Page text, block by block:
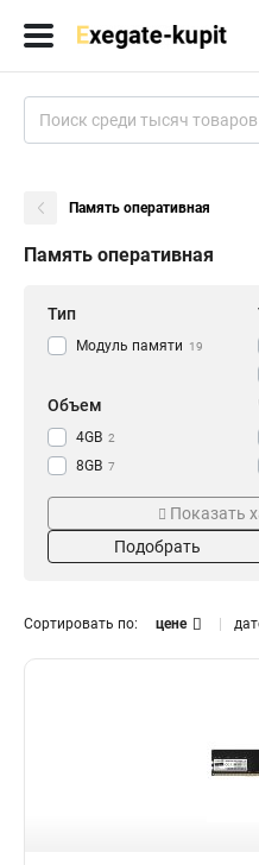
Память оперативная
Память оперативная
Тип
Модуль памяти 19
Объем
4GB 2
8GB 7
16GB 10
Показать
Подобрать
Сортировать по: цене